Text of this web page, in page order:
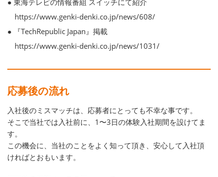
https://www.genki-denki.co.jp/news/608/
● 『TechRepublic Japan』掲載
https://www.genki-denki.co.jp/news/1031/
応募後の流れ
入社後のミスマッチは、応募者にとっても不幸な事です。
そこで当社では入社前に、1〜3日の体験入社期間を設けてま
す。
この機会に、当社のことをよく知って頂き、安心して入社頂
ければとおもいます。